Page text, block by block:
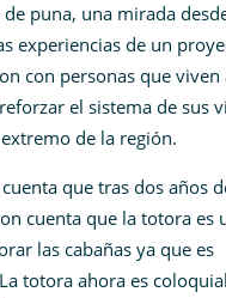
puna, una mirada
experiencias de un
con personas que viven
el sistema de sus
de la región.
que tras dos años
cuenta que la totora es
las cabañas ya que es
totora ahora es